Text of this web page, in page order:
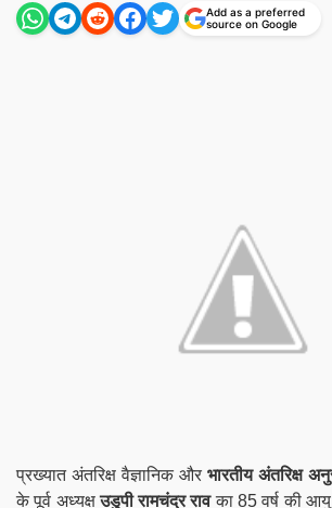
Add as a preferred
source on Google
प्रख्यात अंतरिक्ष वैज्ञानिक और भारतीय अंतरिक्ष
के पूर्व अध्यक्षउडुपी रामचंद्र रावका 85 वर्ष की आयु